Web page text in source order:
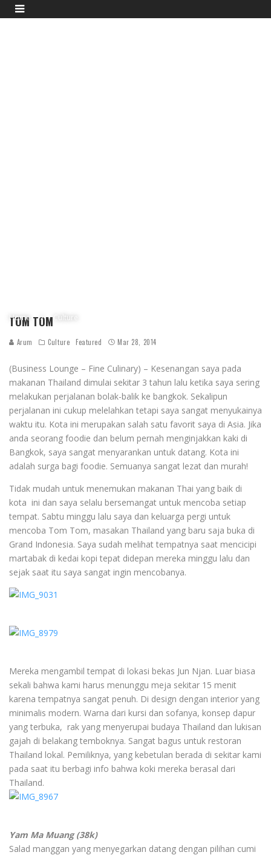
Home Culture
TOM TOM
Arum Culture Featured Mar 28, 2014
(Business Lounge – Fine Culinary) – Kesenangan saya pada
makanan Thailand dimulai sekitar 3 tahun lalu ketika saya sering
melakukan perjalanan bolak-balik ke bangkok. Sekalipun
perjalanan ini cukup melelahkan tetapi saya sangat menyukainya
waktu itu. Kota ini merupakan salah satu favorit saya di Asia. Jika
anda seorang foodie dan belum pernah menginjakkan kaki di
Bangkok, saya sangat menyarankan untuk datang. Kota ini
adalah surga bagi foodie. Semuanya sangat lezat dan murah!
Tidak mudah untuk menemukan makanan Thai yang baik di
kota ini dan saya selalu bersemangat untuk mencoba setiap
tempat. Sabtu minggu lalu saya dan keluarga pergi untuk
mencoba Tom Tom, masakan Thailand yang baru saja buka di
Grand Indonesia. Saya sudah melihat tempatnya saat mencicipi
martabak di kedai kopi tepat didepan mereka minggu lalu dan
sejak saat itu saya sangat ingin mencobanya.
Mereka mengambil tempat di lokasi bekas Jun Njan. Luar biasa
sekali bahwa kami harus menunggu meja sekitar 15 menit
karena tempatnya sangat penuh. Di design dengan interior yang
minimalis modern. Warna dari kursi dan sofanya, konsep dapur
yang terbuka, rak yang menyerupai budaya Thailand dan lukisan
gajah di belakang temboknya. Sangat bagus untuk restoran
Thailand lokal. Pemiliknya, yang kebetulan berada di sekitar kami
pada saat itu berbagi info bahwa koki mereka berasal dari
Thailand.
Yam Ma Muang (38k)
Salad manggan yang menyegarkan datang dengan pilihan cumi